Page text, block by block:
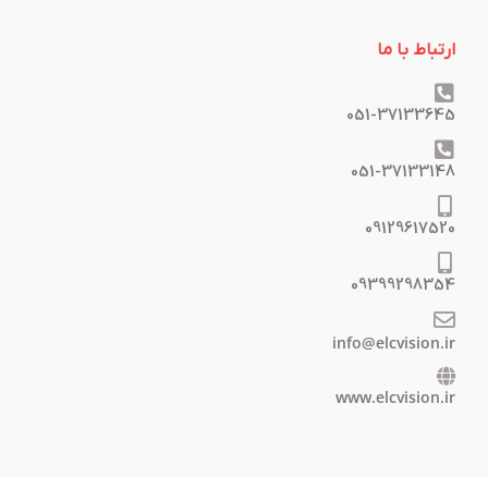
ارتباط با ما
051-37133645
051-37133148
09129617520
09399298354
info@elcvision.ir
www.elcvision.ir